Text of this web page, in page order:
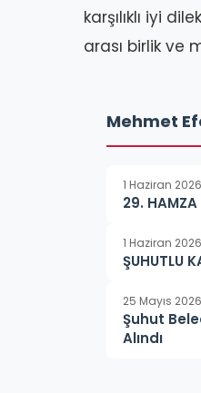
karşılıklı iyi
arası birlik ve
Mehmet
1 Haziran 2026
29. HAMZA
1 Haziran 2026
ŞUHUTLU
25 Mayıs 2026
Şuhut
Alındı